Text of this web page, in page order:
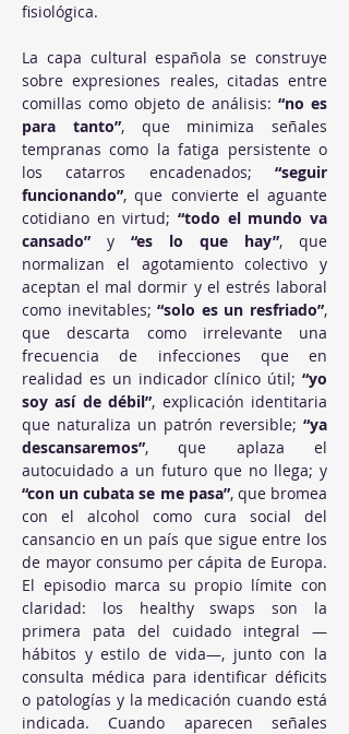
fisiológica.
La capa cultural española se construye
sobre expresiones reales, citadas entre
comillas como objeto de análisis: “no es
para tanto”, que minimiza señales
tempranas como la fatiga persistente o
los catarros encadenados; “seguir
funcionando”, que convierte el aguante
cotidiano en virtud; “todo el mundo va
cansado” y “es lo que hay”, que
normalizan el agotamiento colectivo y
aceptan el mal dormir y el estrés laboral
como inevitables; “solo es un resfriado”,
que descarta como irrelevante una
frecuencia de infecciones que en
realidad es un indicador clínico útil; “yo
soy así de débil”, explicación identitaria
que naturaliza un patrón reversible; “ya
descansaremos”, que aplaza el
“con un cubata se me pasa”, que bromea
con el alcohol como cura social del
cansancio en un país que sigue entre los
de mayor consumo per cápita de Europa.
El episodio marca su propio límite con
claridad: los healthy swaps son la
primera pata del cuidado integral —
hábitos y estilo de vida—, junto con la
consulta médica para identificar déficits
o patologías y la medicación cuando está
indicada. Cuando aparecen señales